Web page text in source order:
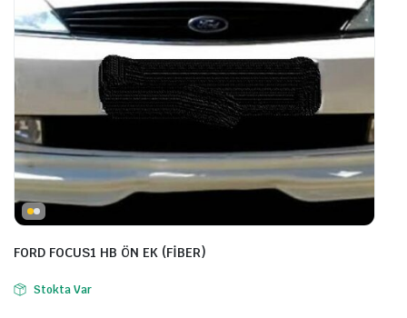
FORD FOCUS1 HB ÖN EK (FİBER)
Stokta Var